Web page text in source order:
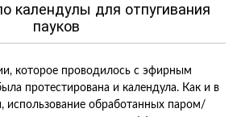
календулы для отпугивания
пауков
которое проводилось с эфирным
протестирована и календула. Как и в
использование обработанных паром/